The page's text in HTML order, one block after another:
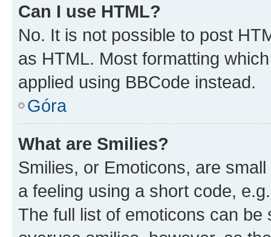
Can I use HTML?
No. It is not possible to post
as HTML. Most formatting
applied using BBCode instead.
Góra
What are Smilies?
Smilies, or Emoticons, are
a feeling using a short code,
The full list of emoticons can